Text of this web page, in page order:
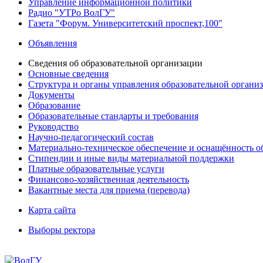
Управление информационной политики
Радио "УТРо ВолГУ"
Газета "Форум. Университетский проспект,100"
Объявления
Сведения об образовательной организации
Основные сведения
Структура и органы управления образовательной
Документы
Образование
Образовательные стандарты и требования
Руководство
Научно-педагогический состав
Материально-техническое обеспечение и оснащённость
Стипендии и иные виды материальной поддержки
Платные образовательные услуги
Финансово-хозяйственная деятельность
Вакантные места для приема (перевода)
Карта сайта
Выборы ректора